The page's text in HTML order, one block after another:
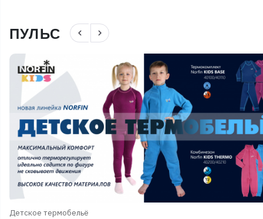
ПУЛЬС navigate_before navigate_next
Детское термобельё